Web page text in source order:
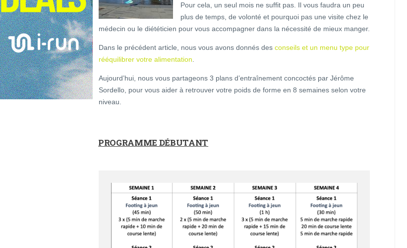
Pour cela, un seul mois ne suffit pas. Il vous faudra un peu
plus de temps, de volonté et pourquoi pas une visite chez le
médecin ou le diététicien pour vous accompagner dans la nécessité de mieux manger.
Dans le précédent article, nous vous avons donnés des conseils et un menu type pour
rééquilibrer votre alimentation
Aujourd’hui, nous vous partageons 3 plans d’entraînement concoctés par Jérôme
Sordello, pour vous aider à retrouver votre poids de forme en 8 semaines selon votre
niveau.
PROGRAMME DÉBUTANT